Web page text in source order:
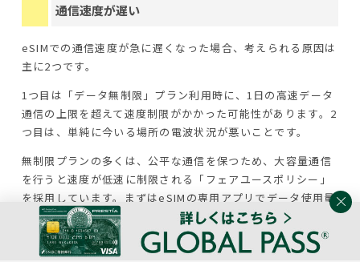
通信速度が遅い
eSIMでの通信速度が急に遅くなった場合、考えられる原因は
主に2つです。
1つ目は「データ無制限」プラン利用時に、1日の高速データ
通信の上限を超えて速度制限がかかった可能性があります。2
つ目は、単純に今いる場所の電波状況が悪いことです。
無制限プランの多くは、公平な通信を保つため、大容量通信
を行うと速度が低速に制限される「フェアユースポリシー」
を採用しています。まずはeSIMの専用アプリでデータ使用量
を確認しましょう。上限に達していた場合は、日付が変わる
のを待つか追加データを購入する必要があります。